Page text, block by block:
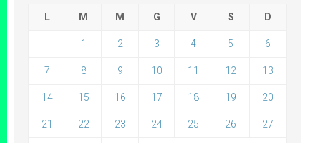
L M M G V S D
1 2 3 4 5 6
7 8 9 10 11 12 13
14 15 16 17 18 19 20
21 22 23 24 25 26 27